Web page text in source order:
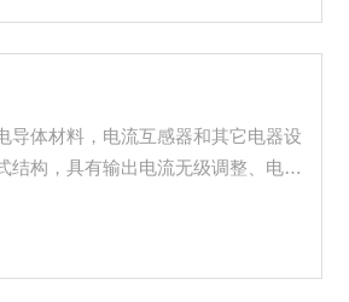
导体材料，电流互感器和其它电器设
结构，具有输出电流无级调整、电流